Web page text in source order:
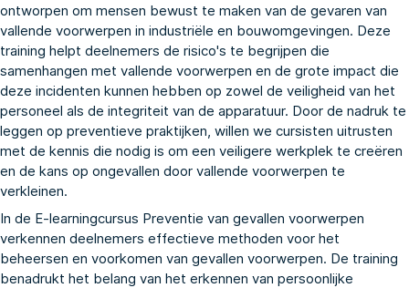
ontworpen om mensen bewust te maken van de gevaren van
vallende voorwerpen in industriële en bouwomgevingen. Deze
training helpt deelnemers de risico's te begrijpen die
samenhangen met vallende voorwerpen en de grote impact die
deze incidenten kunnen hebben op zowel de veiligheid van het
personeel als de integriteit van de apparatuur. Door de nadruk te
leggen op preventieve praktijken, willen we cursisten uitrusten
met de kennis die nodig is om een veiligere werkplek te creëren
en de kans op ongevallen door vallende voorwerpen te
verkleinen.
In de E-learningcursus Preventie van gevallen voorwerpen
verkennen deelnemers effectieve methoden voor het
beheersen en voorkomen van gevallen voorwerpen. De training
benadrukt het belang van het erkennen van persoonlijke